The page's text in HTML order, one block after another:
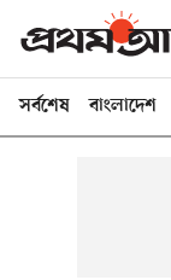
সর্বশেষ বাংলাদেশ